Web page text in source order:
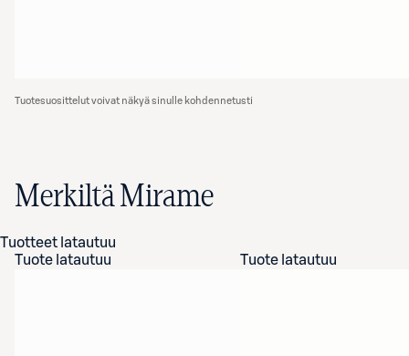
Tuotesuosittelut voivat näkyä sinulle kohdennetusti
Merkiltä Mirame
Tuotteet latautuu
Tuote latautuu
Tuote latautuu